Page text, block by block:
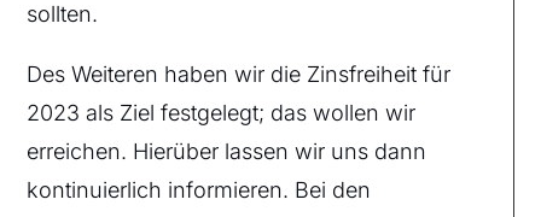
sollten.
Des Weiteren haben wir die Zinsfreiheit für
2023 als Ziel festgelegt; das wollen wir
erreichen. Hierüber lassen wir uns dann
kontinuierlich informieren. Bei den